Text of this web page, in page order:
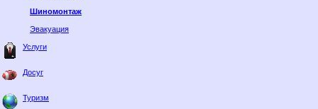
Шиномонтаж
Эвакуация
Услуги
Досуг
Туризм